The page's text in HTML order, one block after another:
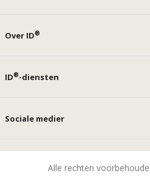
Over ID®
ID®-diensten
Sociale medier
Alle rechten